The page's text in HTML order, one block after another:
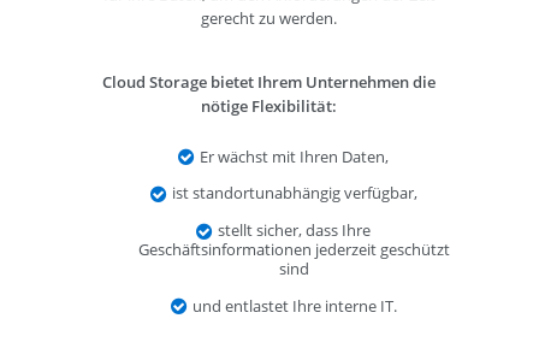
gerecht zu werden.
Cloud Storage bietet Ihrem Unternehmen die
nötige Flexibilität:
Er wächst mit Ihren Daten,
ist standortunabhängig verfügbar,
stellt sicher, dass Ihre
Geschäftsinformationen jederzeit geschützt
sind
und entlastet Ihre interne IT.